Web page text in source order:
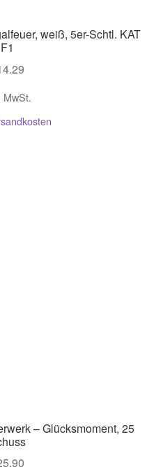
weiß, 5er-Schtl. KAT
F1
MwSt.
– Glücksmoment, 25